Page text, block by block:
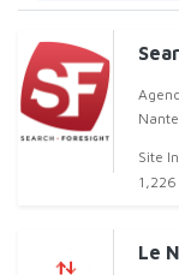
tous
Site
Le